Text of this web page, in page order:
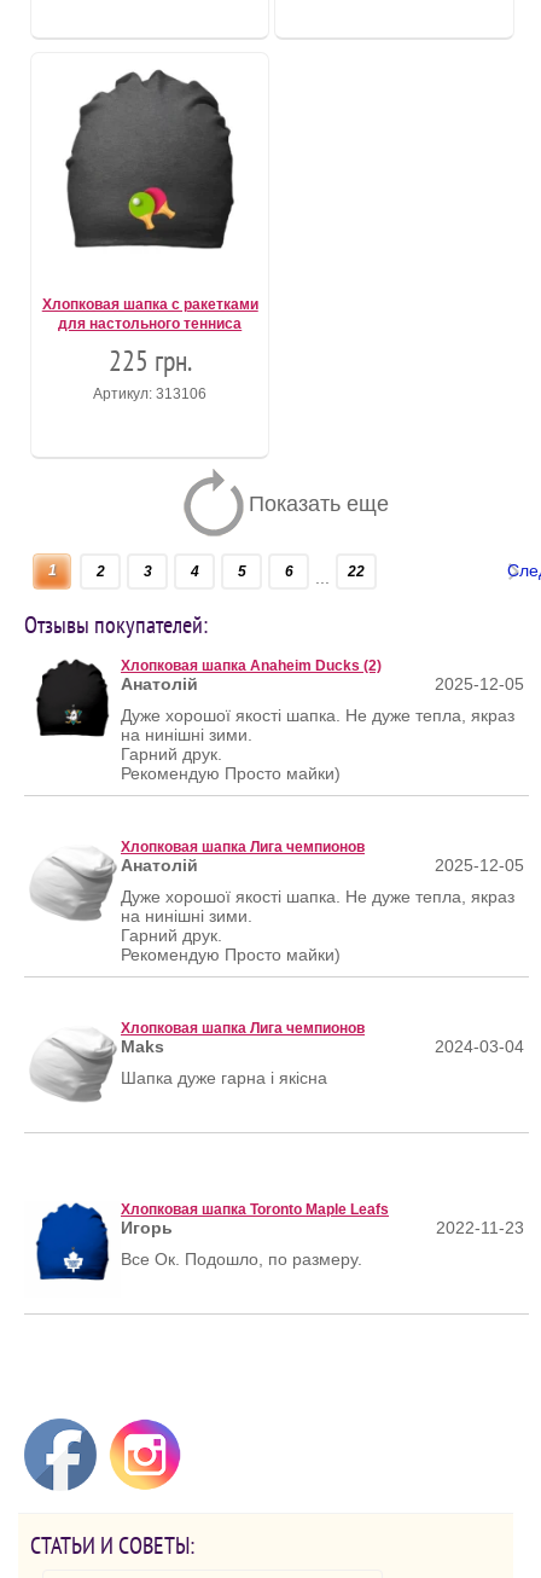
Хлопковая шапка с ракетками
для настольного тенниса
225 грн.
Артикул: 313106
Показать еще
1 2 3 4 5 6 22
Отзывы покупателей:
Хлопковая шапка Anaheim Ducks (2)
Анатолій
2025-12-05
Дуже хорошої якості шапка. Не дуже тепла, якраз
на нинішні зими.
Гарний друк.
Рекомендую Просто майки)
Хлопковая шапка Лига чемпионов
Анатолій
2025-12-05
Дуже хорошої якості шапка. Не дуже тепла, якраз
на нинішні зими.
Гарний друк.
Рекомендую Просто майки)
Хлопковая шапка Лига чемпионов
Maks
2024-03-04
Шапка дуже гарна і якісна
Хлопковая шапка Toronto Maple Leafs
Игорь
2022-11-23
Все Ок. Подошло, по размеру.
СТАТЬИ И СОВЕТЫ: